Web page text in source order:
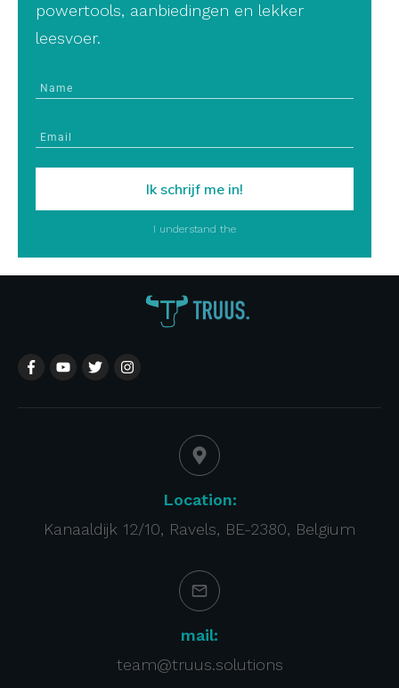
powertools, aanbiedingen en lekker
leesvoer.
Ik schrijf me in!
I understand the
Location:
Kanaaldijk 12/10, Ravels, BE-2380, Belgium
mail:
team@truus.solutions